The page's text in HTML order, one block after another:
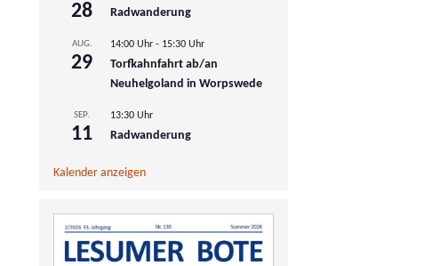
28 Radwanderung
AUG.
29
14:00 Uhr - 15:30 Uhr
Torfkahnfahrt ab/an
Neuhelgoland in Worpswede
SEP.
11
13:30 Uhr
Radwanderung
Kalender anzeigen